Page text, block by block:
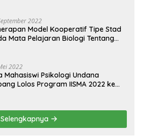
2022
Model Kooperatif Tipe Stad
Mata Pelajaran Biologi Tentang
2022
Mahasiswi Psikologi Undana
Lolos Program IISMA 2022 ke
Selengkapnya